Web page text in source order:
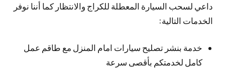
داعي لسحب السيارة المعطلة للكراج والانتظار كما أننا نوفر
الخدمات التالية:
خدمة بنشر تصليح سيارات امام المنزل مع طاقم عمل
كامل لخدمتكم بأقصى سرعة